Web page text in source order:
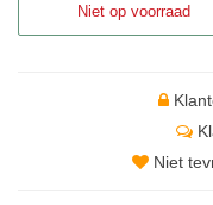
Niet op voorraad
Niet